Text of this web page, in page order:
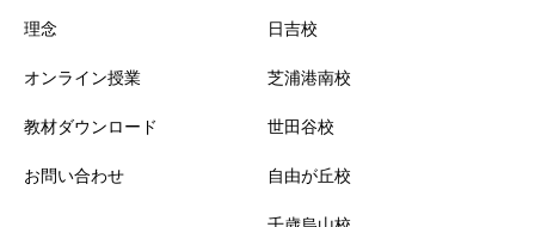
理念
オンライン授業
教材ダウンロード
お問い合わせ
日吉校
芝浦港南校
世田谷校
自由が丘校